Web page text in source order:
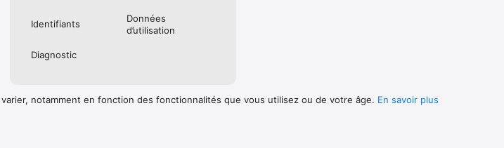
Identifiants
Données
d’utilisation
Diagnostic
notamment en fonction des fonctionnalités que vous utilisez ou de votre âge. En savoir plus